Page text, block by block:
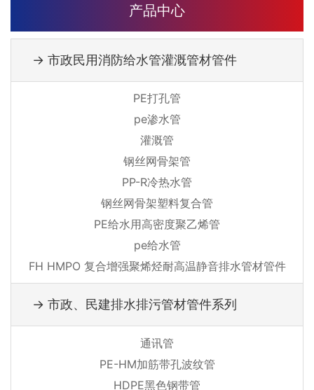
产品中心
→ 市政民用消防给水管灌溉管材管件
PE打孔管
pe渗水管
灌溉管
钢丝网骨架管
PP-R冷热水管
钢丝网骨架塑料复合管
PE给水用高密度聚乙烯管
pe给水管
FH HMPO 复合增强聚烯烃耐高温静音排水管材管件
→ 市政、民建排水排污管材管件系列
通讯管
PE-HM加筋带孔波纹管
HDPE黑色钢带管